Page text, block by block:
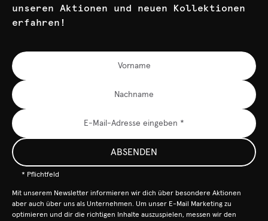
unseren Aktionen und neuen Kollektionen
erfahren!
ABSENDEN
* Pflichtfeld
Mit unserem Newsletter informieren wir dich über besondere Aktionen
aber auch über uns als Unternehmen. Um unser E-Mail Marketing zu
optimieren und dir die richtigen Inhalte auszuspielen, messen wir den